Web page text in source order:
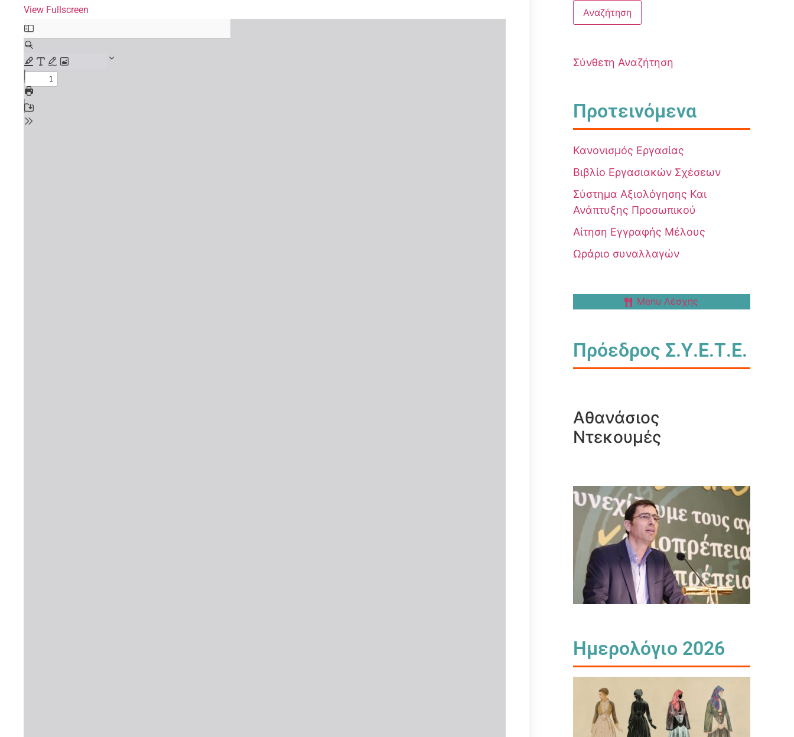
View Fullscreen
Σύνθετη Αναζήτηση
Προτεινόμενα
Κανονισμός Εργασίας
Βιβλίο Εργασιακών Σχέσεων
Σύστημα Αξιολόγησης Και
Ανάπτυξης Προσωπικού
Αίτηση Εγγραφής Μέλους
Ωράριο συναλλαγών
Menu Λέσχης
Πρόεδρος Σ.Υ.Ε.Τ.Ε.
Αθανάσιος
Ντεκουμές
Ημερολόγιο 2026